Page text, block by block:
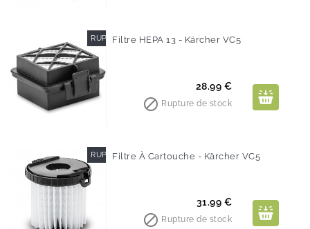
RUPTURE DE STOCK
Filtre HEPA 13 - Kärcher VC5
Prix
28.99 €
 Rupture de stock
RUPTURE DE STOCK
Filtre À Cartouche - Kärcher VC5
Prix
31.99 €
 Rupture de stock